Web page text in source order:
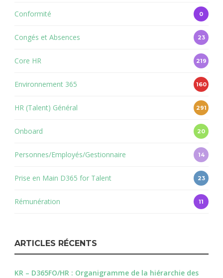
Conformité 0
Congés et Absences 23
Core HR 219
Environnement 365 160
HR (Talent) Général 291
Onboard 20
Personnes/Employés/Gestionnaire 14
Prise en Main D365 for Talent 23
Rémunération 11
ARTICLES RÉCENTS
KR – D365FO/HR : Organigramme de la hiérarchie des